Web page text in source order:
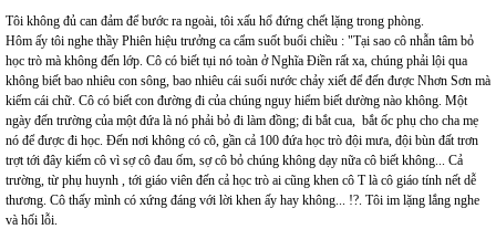
Tôi không đủ can đảm để bước ra ngoài, tôi xấu hổ đứng chết lặng trong phòng.
Hôm ấy tôi nghe thầy Phiên hiệu trưởng ca cẩm suốt buổi chiều : "Tại sao cô nhẫn tâm bỏ
học trò mà không đến lớp. Cô có biết tụi nó toàn ở Nghĩa Điền rất xa, chúng phải lội qua
không biết bao nhiêu con sông, bao nhiêu cái suối nước chảy xiết để đến được Nhơn Sơn mà
kiếm cái chữ. Cô có biết con đường đi của chúng nguy hiểm biết dường nào không. Một
ngày đến trường của một đứa là nó phải bỏ đi làm đồng; đi bắt cua, bắt ốc phụ cho cha mẹ
nó để được đi học. Đến nơi không có cô, gần cả 100 đứa học trò đội mưa, đội bùn đất trơn
trợt tới đây kiếm cô vì sợ cô đau ốm, sợ cô bỏ chúng không dạy nữa cô biết không... Cả
trường, từ phụ huynh , tới giáo viên đến cả học trò ai cũng khen cô T là cô giáo tính nết dễ
thương. Cô thấy mình có xứng đáng với lời khen ấy hay không... !?. Tôi im lặng lắng nghe
và hối lỗi.